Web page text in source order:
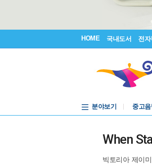
HOME 국내도서 전자
분야보기
중고
When
빅토리아 제이